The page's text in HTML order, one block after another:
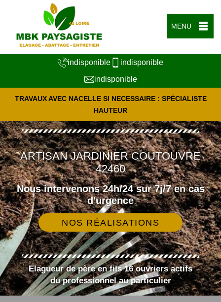
MENU
indisponible
indisponible
indisponible
TRAVAUX AVEC NACELLE SI NECESSAIRE : SPÉCIALISTE
HAUTEUR
ARTISAN JARDINIER COUTOUVRE
42460
Nous intervenons 24h/24 sur 7j/7 en cas
d'urgence
NOS RÉALISATIONS
Elagueur de père en fils 16 ouvriers actifs
du professionnel au particulier